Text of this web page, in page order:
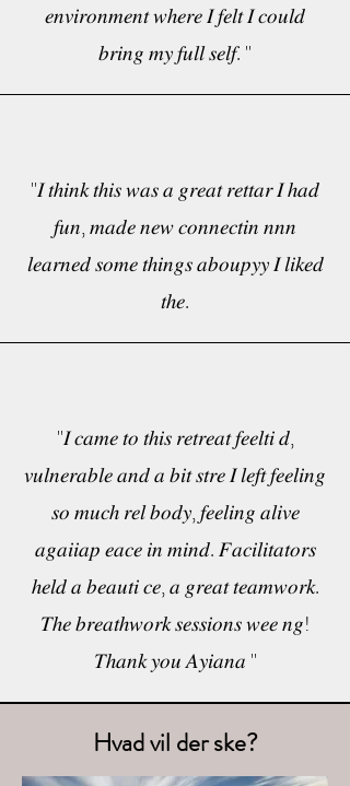
𝑒𝑛𝑣𝑖𝑟𝑜𝑛𝑚𝑒𝑛𝑡 𝑤ℎ𝑒𝑟𝑒 𝐼 𝑓𝑒𝑙𝑡 𝐼 𝑐𝑜𝑢𝑙𝑑
𝑏𝑟𝑖𝑛𝑔 𝑚𝑦 𝑓𝑢𝑙𝑙 𝑠𝑒𝑙𝑓. ''
''𝐼 𝑡ℎ𝑖𝑛𝑘 𝑡ℎ𝑖𝑠 𝑤𝑎𝑠 𝑎 𝑔𝑟𝑒𝑎𝑡 𝑟𝑒𝑡𝑡𝑎𝑟 𝐼 ℎ𝑎𝑑
𝑓𝑢𝑛, 𝑚𝑎𝑑𝑒 𝑛𝑒𝑤 𝑐𝑜𝑛𝑛𝑒𝑐𝑡𝑖𝑛 𝑛𝑛𝑛
𝑙𝑒𝑎𝑟𝑛𝑒𝑑 𝑠𝑜𝑚𝑒 𝑡ℎ𝑖𝑛𝑔𝑠 𝑎𝑏𝑜𝑢𝑝𝑦𝑦 𝐼 𝑙𝑖𝑘𝑒𝑑
𝑡ℎ𝑒.
''𝐼 𝑐𝑎𝑚𝑒 𝑡𝑜 𝑡ℎ𝑖𝑠 𝑟𝑒𝑡𝑟𝑒𝑎𝑡 𝑓𝑒𝑒𝑙𝑡𝑖 𝑑,
𝑣𝑢𝑙𝑛𝑒𝑟𝑎𝑏𝑙𝑒 𝑎𝑛𝑑 𝑎 𝑏𝑖𝑡 𝑠𝑡𝑟𝑒 𝐼 𝑙𝑒𝑓𝑡 𝑓𝑒𝑒𝑙𝑖𝑛𝑔
𝑠𝑜 𝑚𝑢𝑐ℎ 𝑟𝑒𝑙 𝑏𝑜𝑑𝑦, 𝑓𝑒𝑒𝑙𝑖𝑛𝑔 𝑎𝑙𝑖𝑣𝑒
𝑎𝑔𝑎𝑖𝑖𝑎𝑝 𝑒𝑎𝑐𝑒 𝑖𝑛 𝑚𝑖𝑛𝑑. 𝐹𝑎𝑐𝑖𝑙𝑖𝑡𝑎𝑡𝑜𝑟𝑠
ℎ𝑒𝑙𝑑 𝑎 𝑏𝑒𝑎𝑢𝑡𝑖 𝑐𝑒, 𝑎 𝑔𝑟𝑒𝑎𝑡 𝑡𝑒𝑎𝑚𝑤𝑜𝑟𝑘.
𝑇ℎ𝑒 𝑏𝑟𝑒𝑎𝑡ℎ𝑤𝑜𝑟𝑘 𝑠𝑒𝑠𝑠𝑖𝑜𝑛𝑠 𝑤𝑒𝑒 𝑛𝑔!
𝑇ℎ𝑎𝑛𝑘 𝑦𝑜𝑢 𝐴𝑦𝑖𝑎𝑛𝑎 ''
Hvad vil der ske?